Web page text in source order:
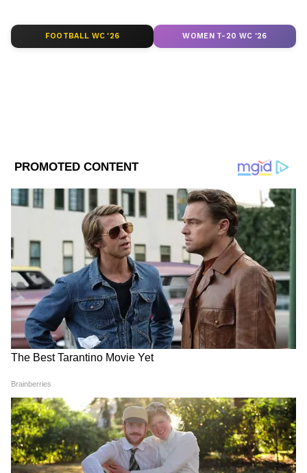
মাসিক ৩০০০ টাকা পাননি।
Asianet News
রাজ্যের মন্ত্রীর দাবি
নারী , শিশু ও সমাজকল্যাণ দফতরের স্বাধীন
দায়িত্বপ্রাপ্ত মন্ত্রী মালতী রাভা জানিয়েছেন, কোন
কোনও কারণগুলির জন্য মহিলারা এই অন্নপূর্ণা
যোজনার মাসিক ৩০০০ টাকা পাচ্ছেন না। তিনি
মূলত ৫টি কারণের কথা বলেছেন। সেগুলি দেখুনঃ
FOOTBALL WC '26 WOMEN T-20 WC '26